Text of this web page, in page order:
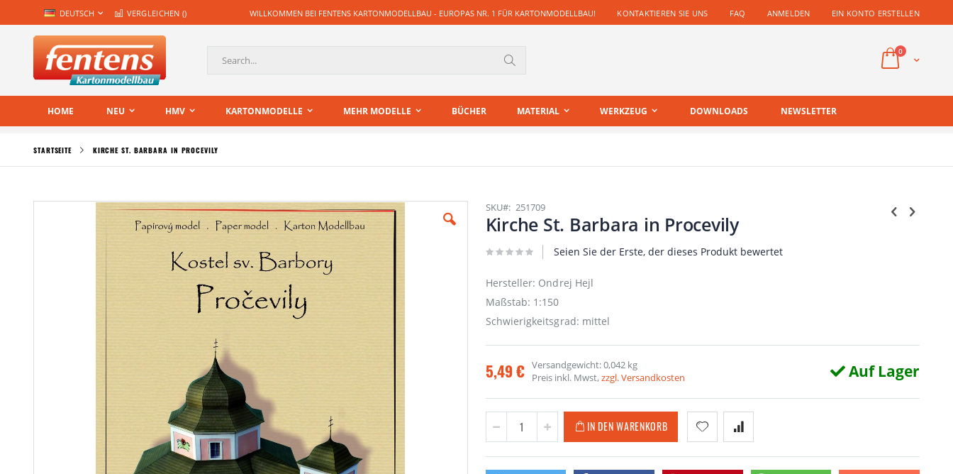
Zum
Inhalt
springen
SPRACHEDEUTSCH WILLKOMMEN BEI FENTENS KARTONMODELLBAU - EUROPAS NR. 1 FÜR KARTONMODELLBAU! KONTAKTIEREN SIE UNS
VERGLEICHEN () FAQ ANMELDEN EIN KONTO ERSTELLEN
Cart
0Artikel
HOME NEU HMV KARTONMODELLE MEHR MODELLE BÜCHER MATERIAL WERKZEUG DOWNLOADS NEWSLETTER
STARTSEITE KIRCHE ST. BARBARA IN PROCEVILY
SKU 251709
Kirche St. Barbara in Procevily
Seien Sie der Erste, der dieses Produkt bewertet
Hersteller: Ondrej Hejl
Maßstab: 1:150
Schwierigkeitsgrad: mittel
5,49 € Versandgewicht: 0,042 kg
Preis inkl. Mwst,zzgl. Versandkosten Auf Lager
IN DEN WARENKORB